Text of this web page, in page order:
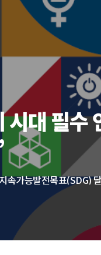
시대 필